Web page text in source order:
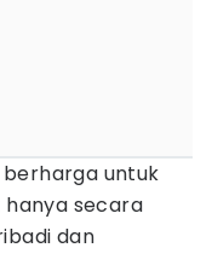
untuk
secara
dan